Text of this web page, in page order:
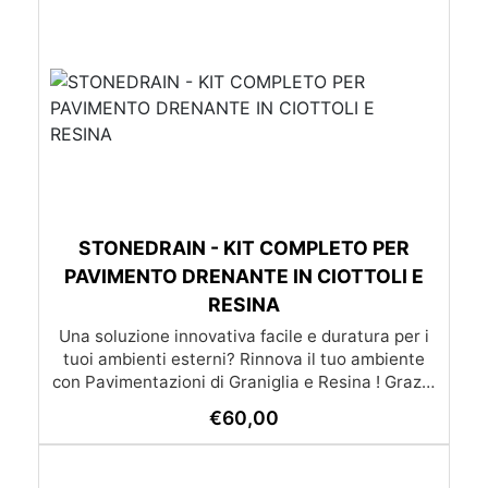
STONEDRAIN - KIT COMPLETO PER
PAVIMENTO DRENANTE IN CIOTTOLI E
RESINA
Una soluzione innovativa facile e duratura per i
tuoi ambienti esterni? Rinnova il tuo ambiente
con Pavimentazioni di Graniglia e Resina ! Grazie
trasformare qualsiasi superficie diventa un gioco
da ragazzi: l’applicazione è molto semplice e –
€60,00